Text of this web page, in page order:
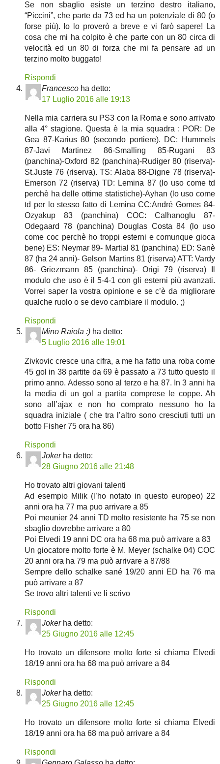
Se non sbaglio esiste un terzino destro italiano,
“Piccini”, che parte da 73 ed ha un potenziale di 80 (o
forse più). Io lo proverò a breve e vi farò sapere! La
cosa che mi ha colpito è che parte con un 80 circa di
velocità ed un 80 di forza che mi fa pensare ad un
terzino molto buggato!
Rispondi
Francesco ha detto:
17 Luglio 2016 alle 19:13
Nella mia carriera su PS3 con la Roma e sono arrivato
alla 4° stagione. Questa è la mia squadra : POR: De
Gea 87-Karius 80 (secondo portiere). DC: Hummels
87-Javi Martinez 86-Smalling 85-Rugani 83
(panchina)-Oxford 82 (panchina)-Rudiger 80 (riserva)-
St.Juste 76 (riserva). TS: Alaba 88-Digne 78 (riserva)-
Emerson 72 (riserva) TD: Lemina 87 (lo uso come td
perchè ha delle ottime statistiche)-Ayhan (lo uso come
td per lo stesso fatto di Lemina CC:André Gomes 84-
Ozyakup 83 (panchina) COC: Calhanoglu 87-
Odegaard 78 (panchina) Douglas Costa 84 (lo uso
come coc perchè ho troppi esterni e comunque gioca
bene) ES: Neymar 89- Martial 81 (panchina) ED: Sanè
87 (ha 24 anni)- Gelson Martins 81 (riserva) ATT: Vardy
86- Griezmann 85 (panchina)- Origi 79 (riserva) Il
modulo che uso è il 5-4-1 con gli esterni più avanzati.
Vorrei saper la vostra opinione e se c’è da migliorare
qualche ruolo o se devo cambiare il modulo. ;)
Rispondi
Mino Raiola :) ha detto:
5 Luglio 2016 alle 19:01
Zivkovic cresce una cifra, a me ha fatto una roba come
45 gol in 38 partite da 69 è passato a 73 tutto questo il
primo anno. Adesso sono al terzo e ha 87. In 3 anni ha
la media di un gol a partita comprese le coppe. Ah
sono all’ajax e non ho comprato nessuno ho la
squadra iniziale ( che tra l’altro sono cresciuti tutti un
botto Fisher 75 ora ha 86)
Rispondi
Joker ha detto:
28 Giugno 2016 alle 21:48
Ho trovato altri giovani talenti
Ad esempio Milik (l’ho notato in questo europeo) 22
anni ora ha 77 ma puo arrivare a 85
Poi meunier 24 anni TD molto resistente ha 75 se non
sbaglio dovrebbe arrivare a 80
Poi Elvedi 19 anni DC ora ha 68 ma può arrivare a 83
Un giocatore molto forte è M. Meyer (schalke 04) COC
20 anni ora ha 79 ma può arrivare a 87/88
Sempre dello schalke sané 19/20 anni ED ha 76 ma
può arrivare a 87
Se trovo altri talenti ve li scrivo
Rispondi
Joker ha detto:
25 Giugno 2016 alle 12:45
Ho trovato un difensore molto forte si chiama Elvedi
18/19 anni ora ha 68 ma può arrivare a 84
Rispondi
Joker ha detto:
25 Giugno 2016 alle 12:45
Ho trovato un difensore molto forte si chiama Elvedi
18/19 anni ora ha 68 ma può arrivare a 84
Rispondi